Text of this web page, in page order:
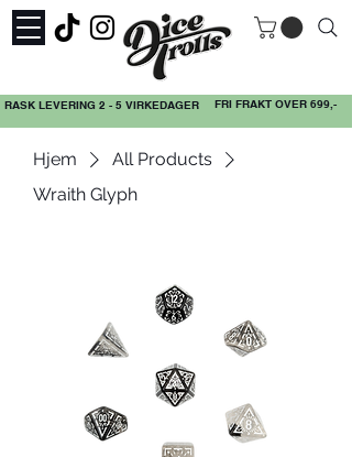
RASK LEVERING 2 - 5 VIRKEDAGER FRI FRAKT OVER 699,-
Hjem
All Products
Wraith Glyph